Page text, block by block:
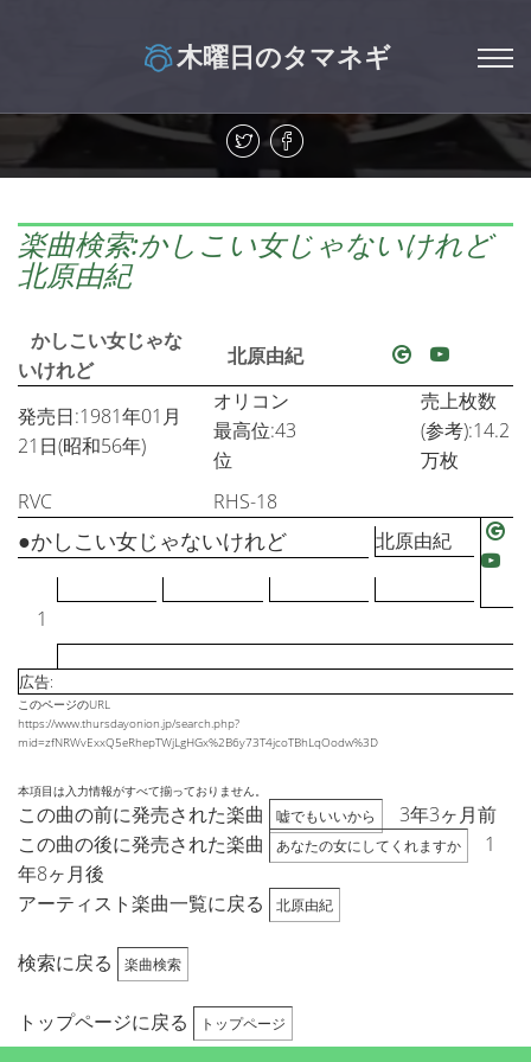
木曜日のタマネギ
楽曲検索:かしこい女じゃないけれど
北原由紀
かしこい女じゃな
いけれど
北原由紀
発売日:1981年01月
21日(昭和56年)
オリコン
最高位:43
位
売上枚数
(参考):14.2
万枚
RVC
RHS-18
1
●かしこい女じゃないけれど 北原由紀
広告:
このページのURL
https://www.thursdayonion.jp/search.php?
mid=zfNRWvExxQ5eRhepTWjLgHGx%2B6y73T4jcoTBhLqOodw%3D
本項目は入力情報がすべて揃っておりません。
この曲の前に発売された楽曲 嘘でもいいから
3年3ヶ月前
この曲の後に発売された楽曲
あなたの女にしてくれますか
1
年8ヶ月後
アーティスト楽曲一覧に戻る
北原由紀
検索に戻る 楽曲検索
トップページに戻る トップページ